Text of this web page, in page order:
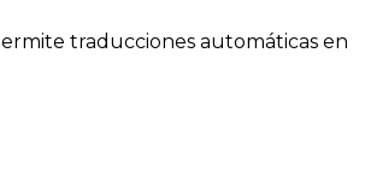
traducciones automáticas en